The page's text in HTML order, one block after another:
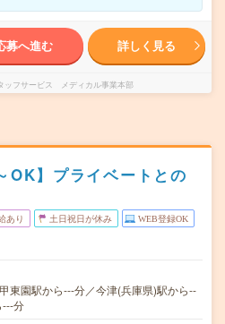
募へ進む 詳しく見る
ッフサービス メディカル事業本部
OK】プライベートとの
あり 土日祝日が休み WEB登録OK
東園駅から---分／今津(兵庫県)駅から--
---分